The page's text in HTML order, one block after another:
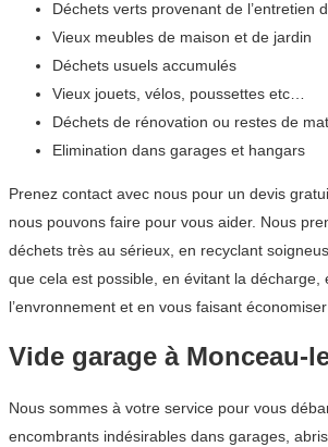
Déchets verts provenant de l’entretien
Vieux meubles de maison et de jardin
Déchets usuels accumulés
Vieux jouets, vélos, poussettes etc…
Déchets de rénovation ou restes de
Elimination dans garages et hangars
Prenez contact avec nous pour un devis
nous pouvons faire pour vous aider. Nous
déchets très au sérieux, en recyclant
que cela est possible, en évitant la décharge,
l’envronnement et en vous faisant économiser
Vide garage à Monceau-
Nous sommes à votre service pour vous
encombrants indésirables dans garages,